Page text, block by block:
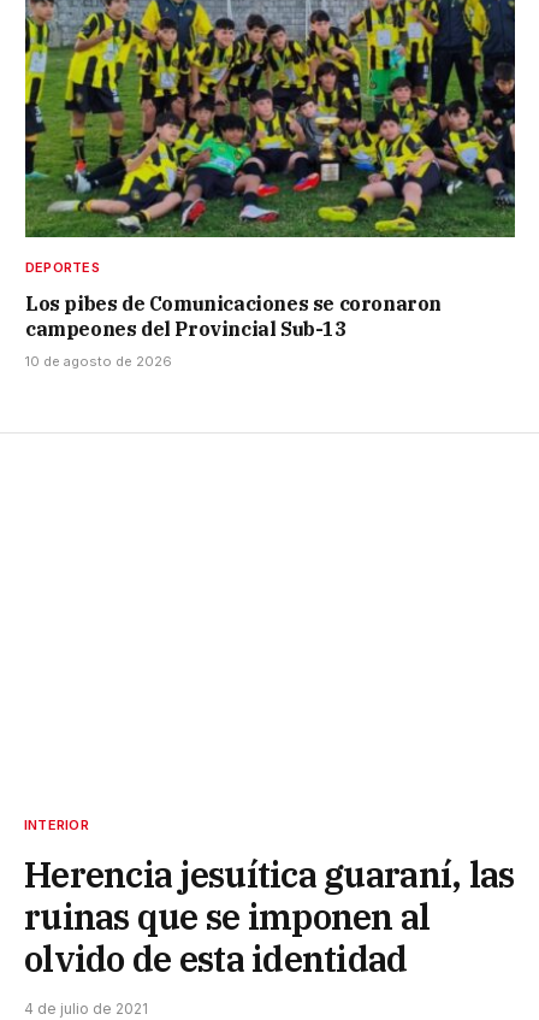
DEPORTES
Los pibes de Comunicaciones se coronaron
campeones del Provincial Sub-13
10 de agosto de 2026
INTERIOR
Herencia jesuítica guaraní, las
ruinas que se imponen al
olvido de esta identidad
4 de julio de 2021